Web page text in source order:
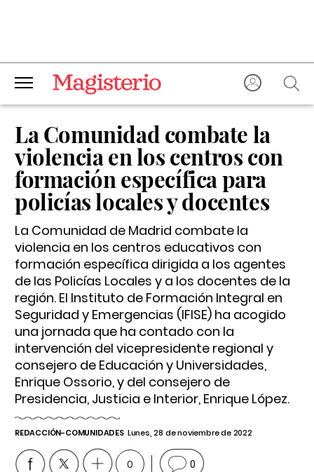
La Comunidad combate la
violencia en los centros con
formación específica para
policías locales y docentes
La Comunidad de Madrid combate la
violencia en los centros educativos con
formación específica dirigida a los agentes
de las Policías Locales y a los docentes de la
región. El Instituto de Formación Integral en
Seguridad y Emergencias (IFISE) ha acogido
una jornada que ha contado con la
intervención del vicepresidente regional y
consejero de Educación y Universidades,
Enrique Ossorio, y del consejero de
Presidencia, Justicia e Interior, Enrique López.
REDACCIÓN-COMUNIDADES Lunes, 28 de noviembre de 2022
0 0